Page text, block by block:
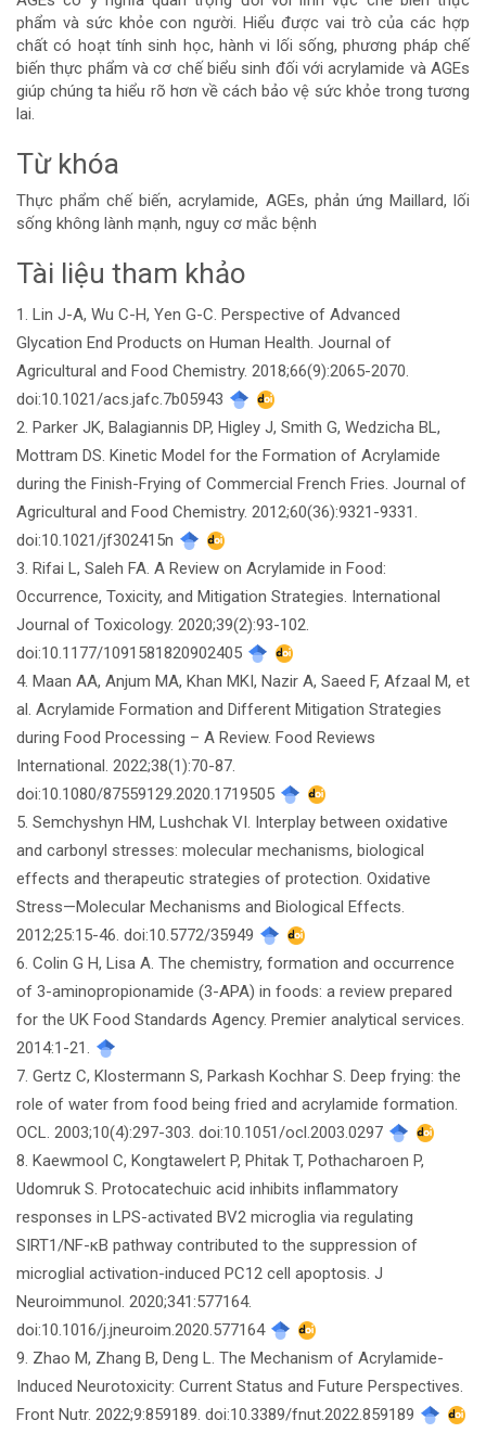
phẩm và sức khỏe con người. Hiểu được vai trò của các hợp
chất có hoạt tính sinh học, hành vi lối sống, phương pháp chế
biến thực phẩm và cơ chế biểu sinh đối với acrylamide và AGEs
giúp chúng ta hiểu rõ hơn về cách bảo vệ sức khỏe trong tương
lai.
Từ khóa
Thực phẩm chế biến, acrylamide, AGEs, phản ứng Maillard, lối
sống không lành mạnh, nguy cơ mắc bệnh
Chi
tiết
bài
viết
Tài liệu tham khảo
1. Lin J-A, Wu C-H, Yen G-C. Perspective of Advanced
Glycation End Products on Human Health. Journal of
Agricultural and Food Chemistry. 2018;66(9):2065-2070.
doi:10.1021/acs.jafc.7b05943
2. Parker JK, Balagiannis DP, Higley J, Smith G, Wedzicha BL,
Mottram DS. Kinetic Model for the Formation of Acrylamide
during the Finish-Frying of Commercial French Fries. Journal of
Agricultural and Food Chemistry. 2012;60(36):9321-9331.
doi:10.1021/jf302415n
3. Rifai L, Saleh FA. A Review on Acrylamide in Food:
Occurrence, Toxicity, and Mitigation Strategies. International
Journal of Toxicology. 2020;39(2):93-102.
doi:10.1177/1091581820902405
4. Maan AA, Anjum MA, Khan MKI, Nazir A, Saeed F, Afzaal M, et
al. Acrylamide Formation and Different Mitigation Strategies
during Food Processing – A Review. Food Reviews
International. 2022;38(1):70-87.
doi:10.1080/87559129.2020.1719505
5. Semchyshyn HM, Lushchak VI. Interplay between oxidative
and carbonyl stresses: molecular mechanisms, biological
effects and therapeutic strategies of protection. Oxidative
Stress—Molecular Mechanisms and Biological Effects.
2012;25:15-46. doi:10.5772/35949
6. Colin G H, Lisa A. The chemistry, formation and occurrence
of 3-aminopropionamide (3-APA) in foods: a review prepared
for the UK Food Standards Agency. Premier analytical services.
2014:1-21.
7. Gertz C, Klostermann S, Parkash Kochhar S. Deep frying: the
role of water from food being fried and acrylamide formation.
OCL. 2003;10(4):297-303. doi:10.1051/ocl.2003.0297
8. Kaewmool C, Kongtawelert P, Phitak T, Pothacharoen P,
Udomruk S. Protocatechuic acid inhibits inflammatory
responses in LPS-activated BV2 microglia via regulating
SIRT1/NF-κB pathway contributed to the suppression of
microglial activation-induced PC12 cell apoptosis. J
Neuroimmunol. 2020;341:577164.
doi:10.1016/j.jneuroim.2020.577164
9. Zhao M, Zhang B, Deng L. The Mechanism of Acrylamide-
Induced Neurotoxicity: Current Status and Future Perspectives.
Front Nutr. 2022;9:859189. doi:10.3389/fnut.2022.859189